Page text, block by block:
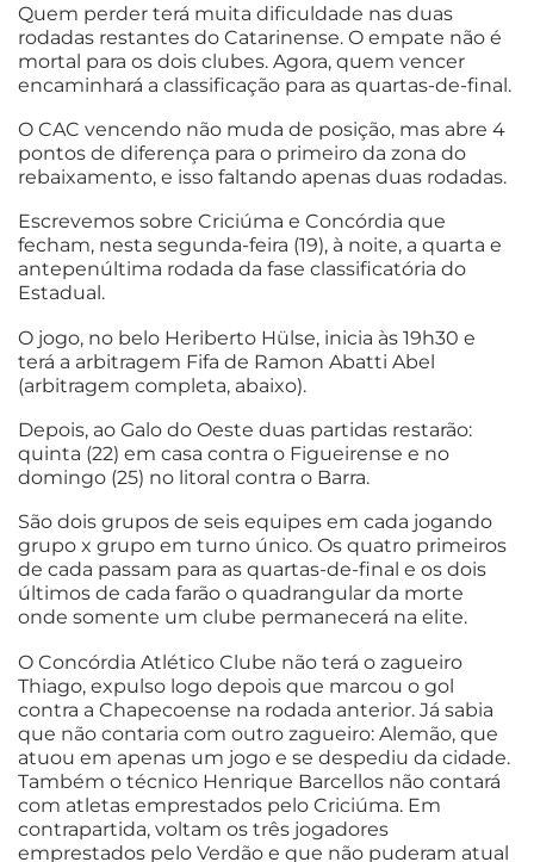
Quem perder terá muita dificuldade nas duas
rodadas restantes do Catarinense. O empate não é
mortal para os dois clubes. Agora, quem vencer
encaminhará a classificação para as quartas-de-final.
O CAC vencendo não muda de posição, mas abre 4
pontos de diferença para o primeiro da zona do
rebaixamento, e isso faltando apenas duas rodadas.
Escrevemos sobre Criciúma e Concórdia que
fecham, nesta segunda-feira (19), à noite, a quarta e
antepenúltima rodada da fase classificatória do
Estadual.
O jogo, no belo Heriberto Hülse, inicia às 19h30 e
terá a arbitragem Fifa de Ramon Abatti Abel
(arbitragem completa, abaixo).
Depois, ao Galo do Oeste duas partidas restarão:
quinta (22) em casa contra o Figueirense e no
domingo (25) no litoral contra o Barra.
São dois grupos de seis equipes em cada jogando
grupo x grupo em turno único. Os quatro primeiros
de cada passam para as quartas-de-final e os dois
últimos de cada farão o quadrangular da morte
onde somente um clube permanecerá na elite.
O Concórdia Atlético Clube não terá o zagueiro
Thiago, expulso logo depois que marcou o gol
contra a Chapecoense na rodada anterior. Já sabia
que não contaria com outro zagueiro: Alemão, que
atuou em apenas um jogo e se despediu da cidade.
Também o técnico Henrique Barcellos não contará
com atletas emprestados pelo Criciúma. Em
contrapartida, voltam os três jogadores
emprestados pelo Verdão e que não puderam atual